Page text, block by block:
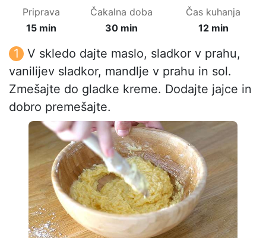
Priprava
15 min
Čakalna doba
30 min
Čas kuhanja
12 min
V skledo dajte maslo, sladkor v prahu,
vanilijev sladkor, mandlje v prahu in sol.
Zmešajte do gladke kreme. Dodajte jajce in
dobro premešajte.